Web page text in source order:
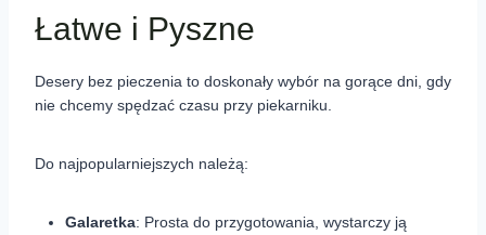
Łatwe i Pyszne
Desery bez pieczenia to doskonały wybór na gorące dni, gdy
nie chcemy spędzać czasu przy piekarniku.
Do najpopularniejszych należą:
Galaretka: Prosta do przygotowania, wystarczy ją